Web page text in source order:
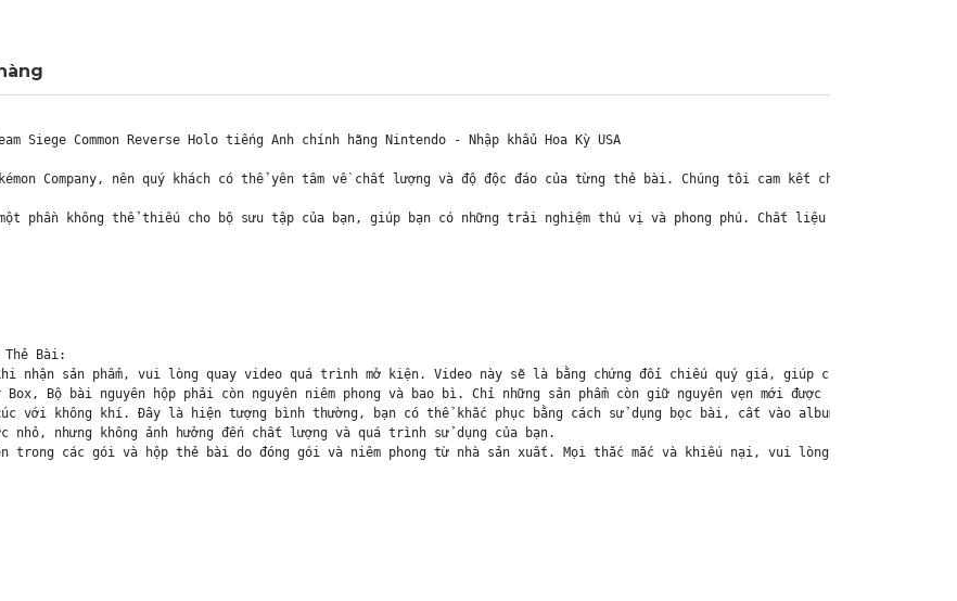
Siege Common Reverse Holo tiếng Anh chính hãng Nintendo - Nhập khẩu Hoa Kỳ USA
Company, nên quý khách có thể yên tâm về chất lượng và độ độc đáo của từng thẻ bài. Chúng tôi cam kết chỉ bán hàng
phần không thể thiếu cho bộ sưu tập của bạn, giúp bạn có những trải nghiệm thú vị và phong phú. Chất liệu chính của thẻ
Thẻ Bài:
nhận sản phẩm, vui lòng quay video quá trình mở kiện. Video này sẽ là bằng chứng đối chiếu quý giá, giúp chúng tôi nhanh
Bộ bài nguyên hộp phải còn nguyên niêm phong và bao bì. Chỉ những sản phẩm còn giữ nguyên vẹn mới được chấp nhận đổi
với không khí. Đây là hiện tượng bình thường, bạn có thể khắc phục bằng cách sử dụng bọc bài, cất vào album, hoặc ép giữa
nhưng không ảnh hưởng đến chất lượng và quá trình sử dụng của bạn.
trong các gói và hộp thẻ bài do đóng gói và niêm phong từ nhà sản xuất. Mọi thắc mắc và khiếu nại, vui lòng liên hệ trực